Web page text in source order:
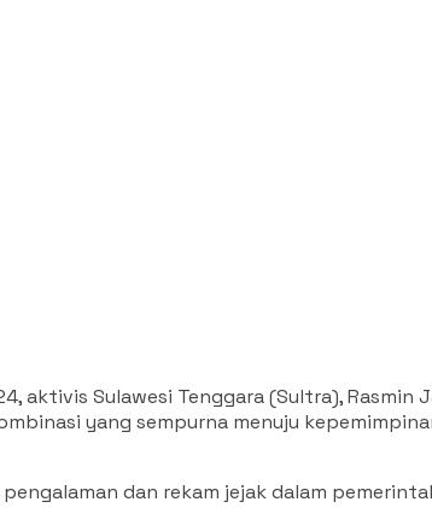
aktivis Sulawesi Tenggara (Sultra), Rasmin
yang sempurna menuju
dan rekam jejak dalam